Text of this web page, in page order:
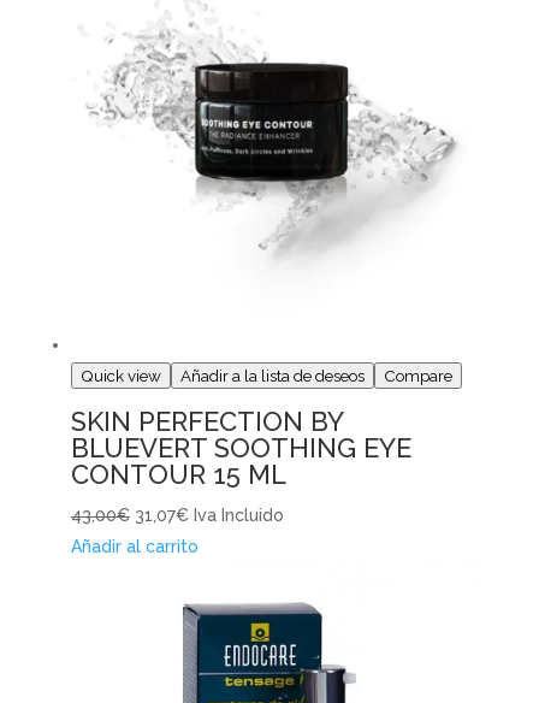
Quick view Añadir a la lista de deseos Compare
SKIN PERFECTION BY
BLUEVERT SOOTHING EYE
CONTOUR 15 ML
43,00€ 31,07€ Iva Incluido
Añadir al carrito